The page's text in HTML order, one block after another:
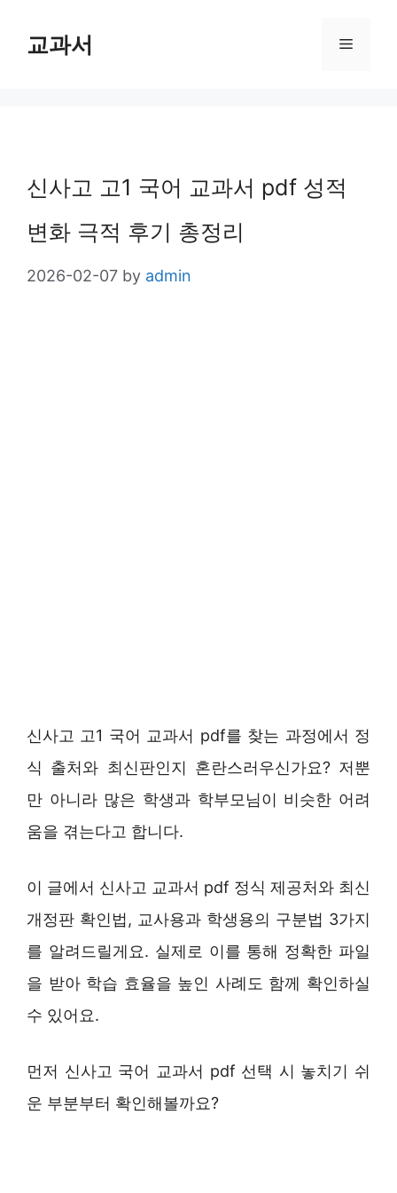
교과서 Menu
신사고 고1 국어 교과서 pdf 성적
변화 극적 후기 총정리
2026-02-07 by admin
신사고 고1 국어 교과서 pdf를 찾는 과정에서 정
식 출처와 최신판인지 혼란스러우신가요? 저뿐
만 아니라 많은 학생과 학부모님이 비슷한 어려
움을 겪는다고 합니다.
이 글에서 신사고 교과서 pdf 정식 제공처와 최신
개정판 확인법, 교사용과 학생용의 구분법 3가지
를 알려드릴게요. 실제로 이를 통해 정확한 파일
을 받아 학습 효율을 높인 사례도 함께 확인하실
수 있어요.
먼저 신사고 국어 교과서 pdf 선택 시 놓치기 쉬
운 부분부터 확인해볼까요?